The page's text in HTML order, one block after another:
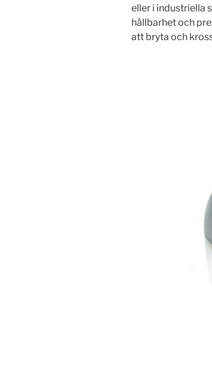
eller i industriella
hållbarhet och
att bryta och